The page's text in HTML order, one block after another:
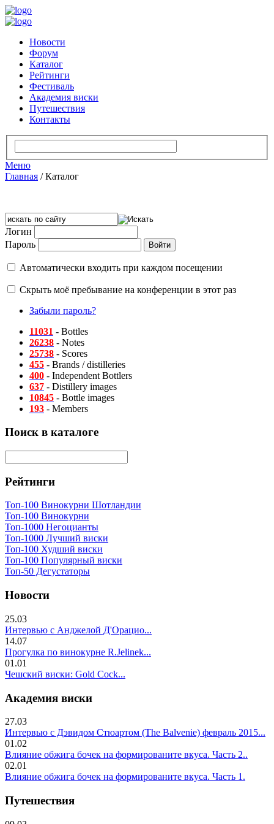
Новости
Форум
Каталог
Рейтинги
Фестиваль
Академия виски
Путешествия
Контакты
Меню
Главная /Каталог
Логин
Пароль
Автоматически входить при каждом посещении
Скрыть моё пребывание на конференции в этот раз
Забыли пароль?
11031 - Bottles
26238 - Notes
25738 - Scores
455 - Brands / distilleries
400 - Independent Bottlers
637 - Distillery images
10845 - Bottle images
193 - Members
Поиск в каталоге
Рейтинги
Топ-100 Винокурни Шотландии
Топ-100 Винокурни
Топ-1000 Негоцианты
Топ-1000 Лучший виски
Топ-100 Худший виски
Топ-100 Популярный виски
Топ-50 Дегустаторы
Новости
25.03
Интервью с Анджелой Д'Орацио...
14.07
Прогулка по винокурне R.Jelinek...
01.01
Чешский виски: Gold Cock...
Академия виски
27.03
Интервью с Дэвидом Стюартом (The Balvenie) февраль 2015...
01.02
Влияние обжига бочек на формированите вкуса. Часть 2..
02.01
Влияние обжига бочек на формированите вкуса. Часть 1.
Путешествия